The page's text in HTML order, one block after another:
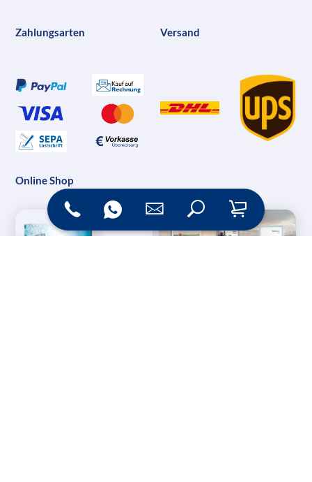
Zahlungsarten Versand
Online Shop